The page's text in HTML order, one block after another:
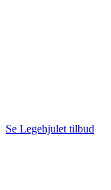
Se Legehjulet tilbud